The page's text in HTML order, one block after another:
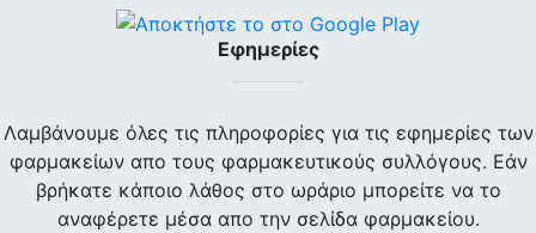
Εφημερίες
Λαμβάνουμε όλες τις πληροφορίες για τις εφημερίες των
φαρμακείων απο τους φαρμακευτικούς συλλόγους. Εάν
βρήκατε κάποιο λάθος στο ωράριο μπορείτε να το
αναφέρετε μέσα απο την σελίδα φαρμακείου.